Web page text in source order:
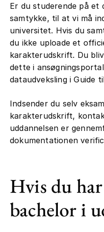
Er du studerende på et
samtykke, til at vi må
universitet. Hvis du
du ikke uploade et
karakterudskrift. Du
dette i
dataudveksling i Guide
Indsender du selv
karakterudskrift,
uddannelsen er
dokumentationen
Hvis du
bachelor i